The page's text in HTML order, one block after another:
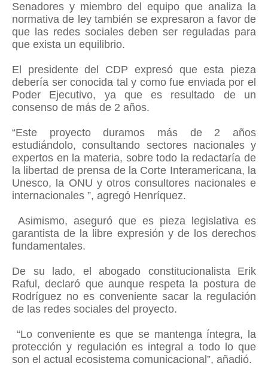
Senadores y miembro del equipo que analiza la
normativa de ley también se expresaron a favor de
que las redes sociales deben ser reguladas para
que exista un equilibrio.
El presidente del CDP expresó que esta pieza
debería ser conocida tal y como fue enviada por el
Poder Ejecutivo, ya que es resultado de un
consenso de más de 2 años.
“Este proyecto duramos más de 2 años
estudiándolo, consultando sectores nacionales y
expertos en la materia, sobre todo la redactaría de
la libertad de prensa de la Corte Interamericana, la
Unesco, la ONU y otros consultores nacionales e
internacionales ”, agregó Henríquez.
Asimismo, aseguró que es pieza legislativa es
garantista de la libre expresión y de los derechos
fundamentales.
De su lado, el abogado constitucionalista Erik
Raful, declaró que aunque respeta la postura de
Rodríguez no es conveniente sacar la regulación
de las redes sociales del proyecto.
“Lo conveniente es que se mantenga íntegra, la
protección y regulación es integral a todo lo que
son el actual ecosistema comunicacional”, añadió.